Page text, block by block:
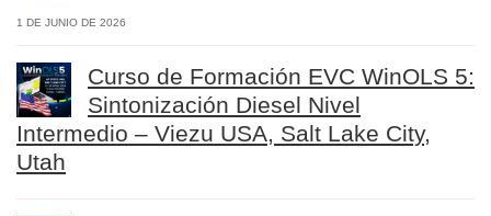
1 DE JUNIO DE 2026
Curso de Formación EVC WinOLS 5:
Sintonización Diesel Nivel
Intermedio – Viezu USA, Salt Lake City,
Utah